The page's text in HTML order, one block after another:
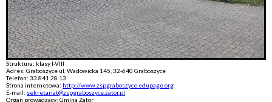
Struktura: klasy I-VIII
Adres: Graboszyce ul. Wadowicka 145, 32-640 Graboszyce
Telefon: 33 841 28 13
Strona internetowa: http://www.zspgraboszyce.edupage.org
E-mail: sekretariat@zspgraboszyce.zator.pl
Organ prowadzący: Gmina Zator